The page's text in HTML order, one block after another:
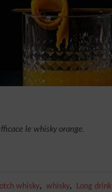
le whisky orange.
whisky, whisky, Long drink